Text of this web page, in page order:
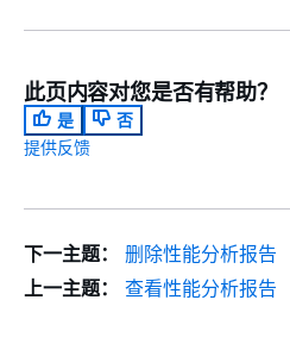
此页内容对您是否有帮助？
是
否
提供反馈
下一主题：
删除性能分析报告
上一主题：
查看性能分析报告